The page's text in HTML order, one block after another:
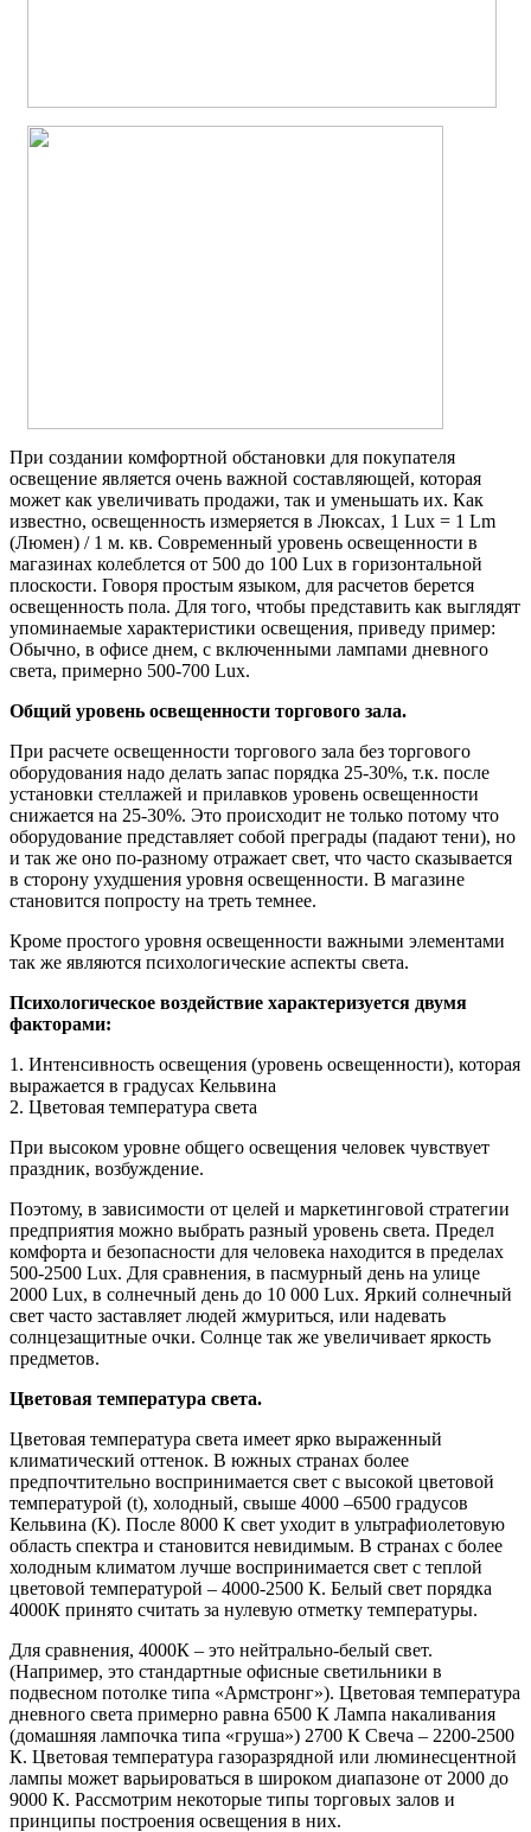
При создании комфортной обстановки для покупателя
освещение является очень важной составляющей, которая
может как увеличивать продажи, так и уменьшать их. Как
известно, освещенность измеряется в Люксах, 1 Lux = 1 Lm
(Люмен) / 1 м. кв. Современный уровень освещенности в
магазинах колеблется от 500 до 100 Lux в горизонтальной
плоскости. Говоря простым языком, для расчетов берется
освещенность пола. Для того, чтобы представить как выглядят
упоминаемые характеристики освещения, приведу пример:
Обычно, в офисе днем, с включенными лампами дневного
света, примерно 500-700 Lux.
Общий уровень освещенности торгового зала.
При расчете освещенности торгового зала без торгового
оборудования надо делать запас порядка 25-30%, т.к. после
установки стеллажей и прилавков уровень освещенности
снижается на 25-30%. Это происходит не только потому что
оборудование представляет собой преграды (падают тени), но
и так же оно по-разному отражает свет, что часто сказывается
в сторону ухудшения уровня освещенности. В магазине
становится попросту на треть темнее.
Кроме простого уровня освещенности важными элементами
так же являются психологические аспекты света.
Психологическое воздействие характеризуется двумя
факторами:
1. Интенсивность освещения (уровень освещенности), которая
выражается в градусах Кельвина
2. Цветовая температура света
При высоком уровне общего освещения человек чувствует
праздник, возбуждение.
Поэтому, в зависимости от целей и маркетинговой стратегии
предприятия можно выбрать разный уровень света. Предел
комфорта и безопасности для человека находится в пределах
500-2500 Lux. Для сравнения, в пасмурный день на улице
2000 Lux, в солнечный день до 10 000 Lux. Яркий солнечный
свет часто заставляет людей жмуриться, или надевать
солнцезащитные очки. Солнце так же увеличивает яркость
предметов.
Цветовая температура света.
Цветовая температура света имеет ярко выраженный
климатический оттенок. В южных странах более
предпочтительно воспринимается свет с высокой цветовой
температурой (t), холодный, свыше 4000 –6500 градусов
Кельвина (К). После 8000 К свет уходит в ультрафиолетовую
область спектра и становится невидимым. В странах с более
холодным климатом лучше воспринимается свет с теплой
цветовой температурой – 4000-2500 К. Белый свет порядка
4000К принято считать за нулевую отметку температуры.
Для сравнения, 4000К – это нейтрально-белый свет.
(Например, это стандартные офисные светильники в
подвесном потолке типа «Армстронг»). Цветовая температура
дневного света примерно равна 6500 К Лампа накаливания
(домашняя лампочка типа «груша») 2700 К Свеча – 2200-2500
К. Цветовая температура газоразрядной или люминесцентной
лампы может варьироваться в широком диапазоне от 2000 до
9000 К. Рассмотрим некоторые типы торговых залов и
принципы построения освещения в них.